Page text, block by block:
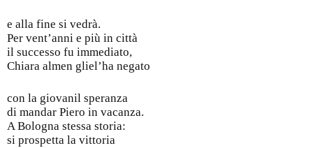
e alla fine si vedrà.
Per vent’anni e più in città
il successo fu immediato,
Chiara almen gliel’ha negato
con la giovanil speranza
di mandar Piero in vacanza.
A Bologna stessa storia:
si prospetta la vittoria